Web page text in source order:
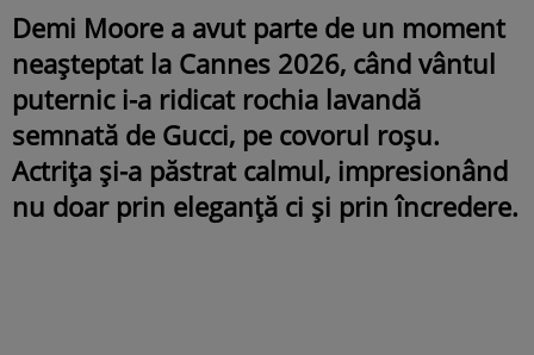
Demi Moore a avut parte de un moment
neașteptat la Cannes 2026, când vântul
puternic i-a ridicat rochia lavandă
semnată de Gucci, pe covorul roșu.
Actrița și-a păstrat calmul, impresionând
nu doar prin eleganță ci și prin încredere.